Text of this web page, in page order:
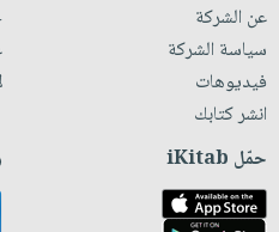
عن الشركة
سياسة الشركة
فيديوهات
انشر كتابك
حمّل iKitab